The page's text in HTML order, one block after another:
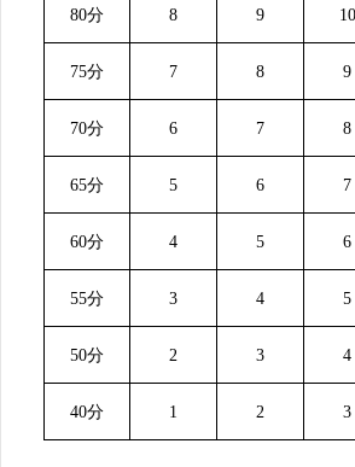
80分 8 9 10
75分 7 8 9
70分 6 7 8
65分 5 6 7
60分 4 5 6
55分 3 4 5
50分 2 3 4
40分 1 2 3